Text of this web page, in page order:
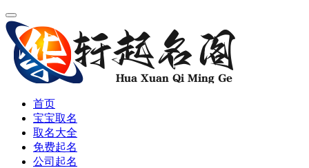
首页
宝宝取名
取名大全
免费起名
公司起名